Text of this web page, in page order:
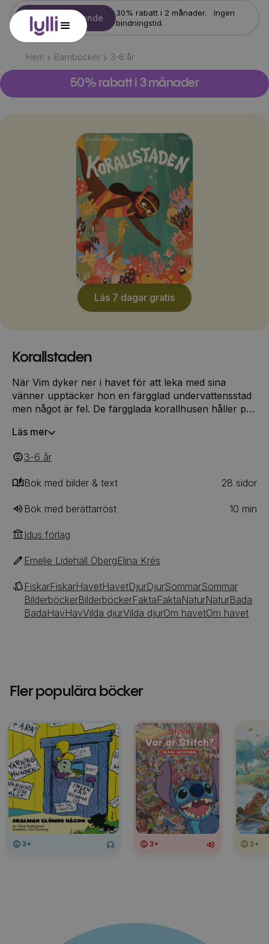
Starta erbjudande
30% rabatt i 2 månader. Ingen
bindningstid.
Hem Barnböcker 3-6 år
50% rabatt i 3 månader
Läs 7 dagar gratis
Korallstaden
När Vim dyker ner i havet för att leka med sina
vänner upptäcker hon en färgglad undervattensstad
men något är fel. De färgglada korallhusen håller på
hjälpa till att rädda Korallstaden innan det är för sent?
av kluriga uppdrag, vänskap och viktiga hemligheter
om havets djur. En fantasifull berättelse som
inspirerar till att ta hand om våra hav tillsammans!
Läs mer
3-6 ‎‎ år
Bok med bilder & text 28 ‎‎ sidor
Bok med berättarröst 10 min
Idus förlag
Emelie Lidehäll ÖbergElina Krés
FiskarFiskarHavetHavetDjurDjurSommarSommar
BilderböckerBilderböckerFaktaFaktaNaturNaturBada
BadaHavHavVilda djurVilda djurOm havetOm havet
Fler populära böcker
3+ 3+ 3+